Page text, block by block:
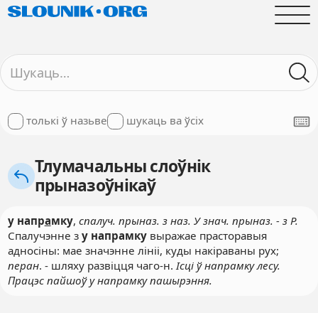
толькі ў назьве шукаць ва ўсіх
Тлумачальны слоўнік
прыназоўнікаў
у напрамку, спалуч. прыназ. з наз. У знач. прыназ. - з Р.
Спалучэнне з у напрамкувыражае прасторавыя
адносіны: мае значэнне лініі, куды накіраваны рух;
перан. - шляху развіцця чаго-н.Ісці ў напрамку лесу.
Працэс пайшоў у напрамку пашырэння.